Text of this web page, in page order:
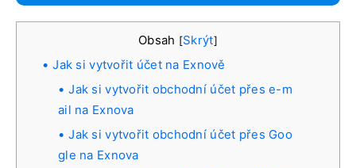
Obsah [Skrýt]
Jak si vytvořit účet na Exnově
Jak si vytvořit obchodní účet přes e-m
ail na Exnova
Jak si vytvořit obchodní účet přes Goo
gle na Exnova